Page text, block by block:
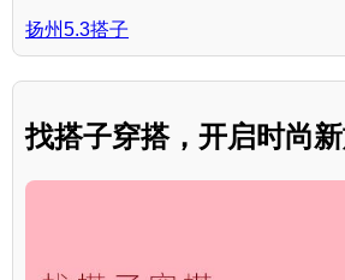
扬州5.3搭子
找搭子穿搭，开启时尚新